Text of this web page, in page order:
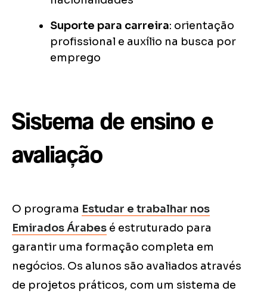
Suporte para carreira: orientação
profissional e auxílio na busca por
emprego
Sistema de ensino e
avaliação
O programa Estudar e trabalhar nos
Emirados Árabes é estruturado para
garantir uma formação completa em
negócios. Os alunos são avaliados através
de projetos práticos, com um sistema de